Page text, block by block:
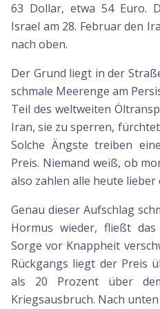
63 Dollar, etwa 54 Euro.
Israel am 28. Februar den
nach oben.
Der Grund liegt in der
schmale Meerenge am
Teil des weltweiten
Iran, sie zu sperren,
Solche Ängste treiben
Preis. Niemand weiß, ob
also zahlen alle heute lieber
Genau dieser Aufschlag
Hormus wieder, fließt
Sorge vor Knappheit
Rückgangs liegt der Preis
als 20 Prozent über
Kriegsausbruch. Nach